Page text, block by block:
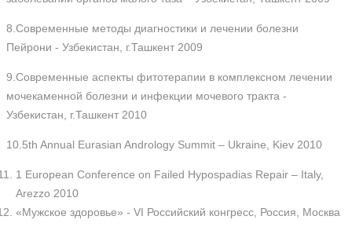
8.Современные методы диагностики и лечении болезни
Пейрони - Узбекистан, г.Ташкент 2009
9.Современные аспекты фитотерапии в комплексном лечении
мочекаменной болезни и инфекции мочевого тракта -
Узбекистан, г.Ташкент 2010
10.5th Annual Eurasian Andrology Summit – Ukraine, Kiev 2010
1 European Conference on Failed Hypospadias Repair – Italy,
Arezzo 2010
«Мужское здоровье» - VI Российский конгресс, Россия, Москва